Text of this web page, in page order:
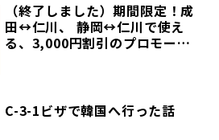
（終了しました）期間限定！成
田↔仁川、 静岡↔仁川で使え
る、3,000円割引のプロモーシ
C-3-1ビザで韓国へ行った話